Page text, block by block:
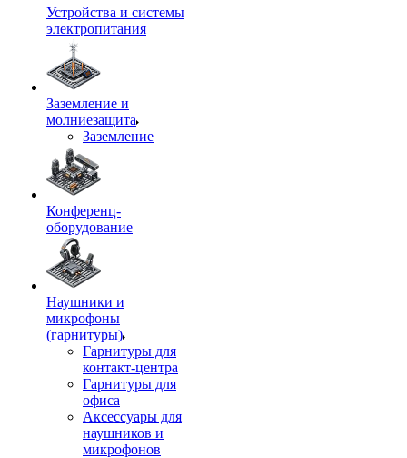
Устройства и системы
электропитания
Заземление и
молниезащита
Заземление
Конференц-
оборудование
Наушники и
микрофоны
(гарнитуры)
Гарнитуры для
контакт-центра
Гарнитуры для
офиса
Аксессуары для
наушников и
микрофонов